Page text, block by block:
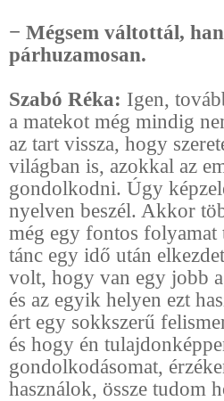
− Mégsem váltottál,
párhuzamosan.
Szabó Réka: Igen,
a matekot még mindig
az tart vissza, hogy
világban is, azokkal az
gondolkodni. Úgy
nyelven beszél. Akkor
még egy fontos folyamat
tánc egy idő után
volt, hogy van egy jobb
és az egyik helyen ezt
ért egy sokkszerű
és hogy én
gondolkodásomat,
használok, össze tudom